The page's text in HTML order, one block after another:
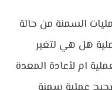
السمنة من حالة
هل هي لتغير
ام لأعادة المعدة